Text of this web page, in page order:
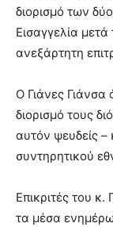
διορισμό των
Εισαγγελία
ανεξάρτητη
Ο Γιάνες
διορισμό τους
αυτόν ψευδείς
συντηρητικού
Επικριτές του
τα μέσα